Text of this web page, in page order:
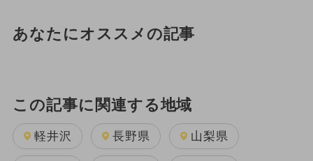
あなたにオススメの記事
この記事に関連する地域
軽井沢 長野県 山梨県